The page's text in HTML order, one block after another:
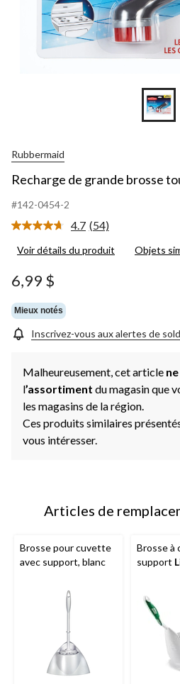
Rubbermaid
Recharge de grande brosse
#142-0454-2
4.7 Lire
54
(54)
Voir détails du produit Objets
6,99 $
Mieux notés
Inscrivez-vous aux alertes de
Malheureusement, cet article
l’assortiment du magasin que
les magasins de la région.
Ces produits similaires
vous intéresser.
Articles de
Brosse pour cuvette
avec support, blanc
Brosse à
support